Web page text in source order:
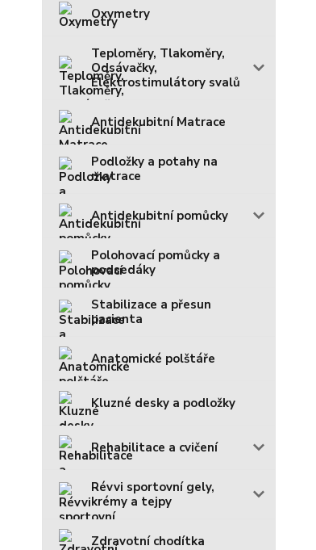
Oxymetry
Teploměry, Tlakoměry,
Odsávačky,
Elektrostimulátory svalů
Antidekubitní Matrace
Podložky a potahy na
matrace
Antidekubitní pomůcky
Polohovací pomůcky a
podsedáky
Stabilizace a přesun
pacienta
Anatomické polštáře
Kluzné desky a podložky
Rehabilitace a cvičení
Révvi sportovní gely,
krémy a tejpy
Zdravotní chodítka